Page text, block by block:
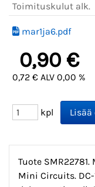
Toimituskulut alk.
mar1ja6.pdf
0,90 €
0,72 € ALV 0,00 %
kpl
Tuote SMR22781.
Mini Circuits. DC-